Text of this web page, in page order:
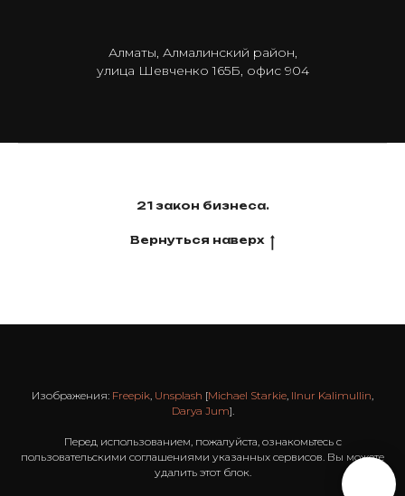
Алматы, Алмалинский район,
улица Шевченко 165Б, офис 904
21 закон бизнеса.
Вернуться наверх
Изображения: Freepik, Unsplash [Michael Starkie, Ilnur Kalimullin,
Darya Jum].
Перед использованием, пожалуйста, ознакомьтесь с
пользовательскими соглашениями указанных сервисов. Вы можете
удалить этот блок.